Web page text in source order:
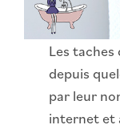
Les taches
depuis
par leur
internet et